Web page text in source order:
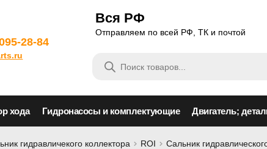
28-84
Вся РФ
Отправляем по всей РФ, ТК и почтой
товаров
хода Гидронасосы и комплектующие Двигатель;
гидравличекого коллектора ROI Сальник